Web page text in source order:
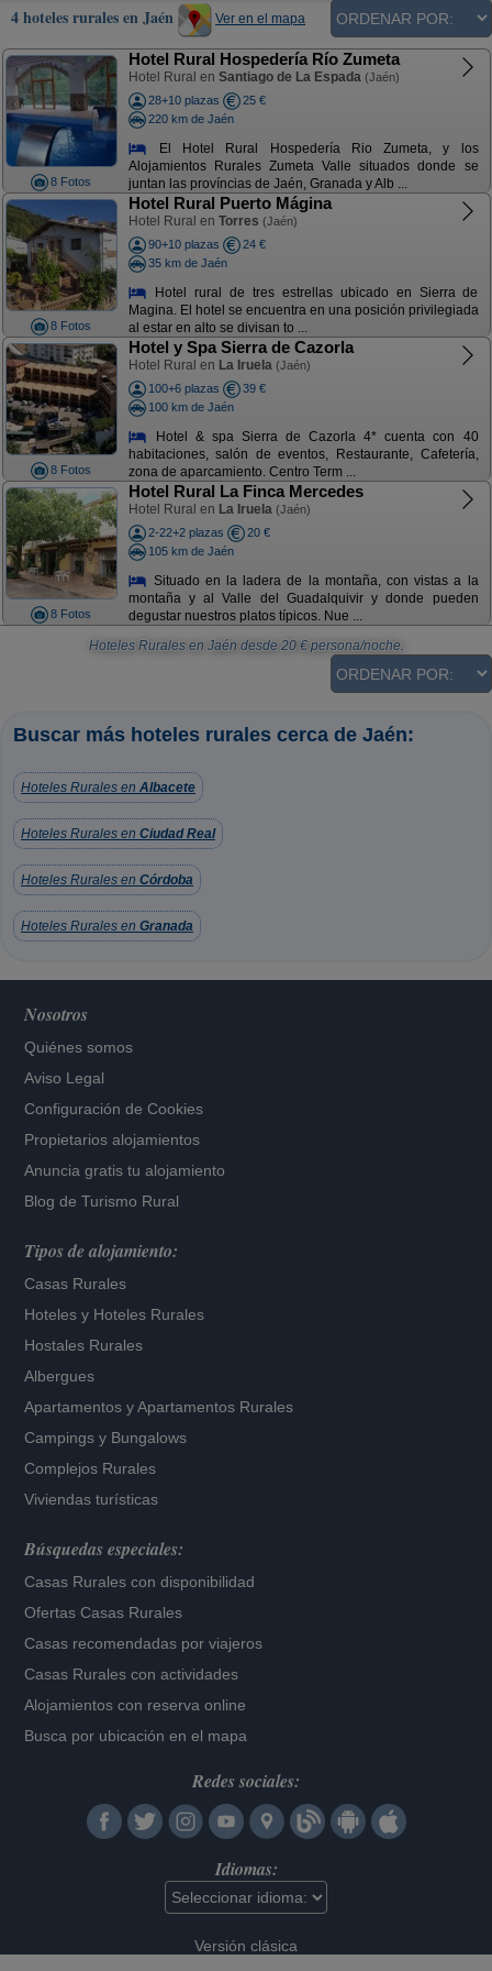
4 hoteles rurales en Jaén Ver en el mapa
8 Fotos
Hotel Rural Hospedería Río Zumeta
Hotel Rural en Santiago de La Espada (Jaén)
28+10 plazas
25 €
220 km de Jaén
El Hotel Rural Hospedería Rio Zumeta, y los
Alojamientos Rurales Zumeta Valle situados donde se
juntan las províncias de Jaén, Granada y Alb ...
8 Fotos
Hotel Rural Puerto Mágina
Hotel Rural en Torres (Jaén)
90+10 plazas
24 €
35 km de Jaén
Hotel rural de tres estrellas ubicado en Sierra de
Magina. El hotel se encuentra en una posición privilegiada
al estar en alto se divisan to ...
8 Fotos
Hotel y Spa Sierra de Cazorla
Hotel Rural en La Iruela (Jaén)
100+6 plazas
39 €
100 km de Jaén
Hotel & spa Sierra de Cazorla 4* cuenta con 40
habitaciones, salón de eventos, Restaurante, Cafetería,
zona de aparcamiento. Centro Term ...
8 Fotos
Hotel Rural La Finca Mercedes
Hotel Rural en La Iruela (Jaén)
2-22+2 plazas
20 €
105 km de Jaén
Situado en la ladera de la montaña, con vistas a la
montaña y al Valle del Guadalquivir y donde pueden
degustar nuestros platos típicos. Nue ...
Hoteles Rurales en Jaén desde 20€ persona/noche.
Buscar más hoteles rurales cerca de Jaén:
Hoteles Rurales en Albacete
Hoteles Rurales en Ciudad Real
Hoteles Rurales en Córdoba
Hoteles Rurales en Granada
Nosotros
Quiénes somos
Aviso Legal
Configuración de Cookies
Propietarios alojamientos
Anuncia gratis tu alojamiento
Blog de Turismo Rural
Tipos de alojamiento:
Casas Rurales
Hoteles y Hoteles Rurales
Hostales Rurales
Albergues
Apartamentos yApartamentos Rurales
Campings y Bungalows
Complejos Rurales
Viviendas turísticas
Búsquedas especiales:
Casas Rurales con disponibilidad
Ofertas Casas Rurales
Casas recomendadas por viajeros
Casas Rurales con actividades
Alojamientos con reserva online
Busca por ubicación en el mapa
Redes sociales:
Idiomas:
Versión clásica